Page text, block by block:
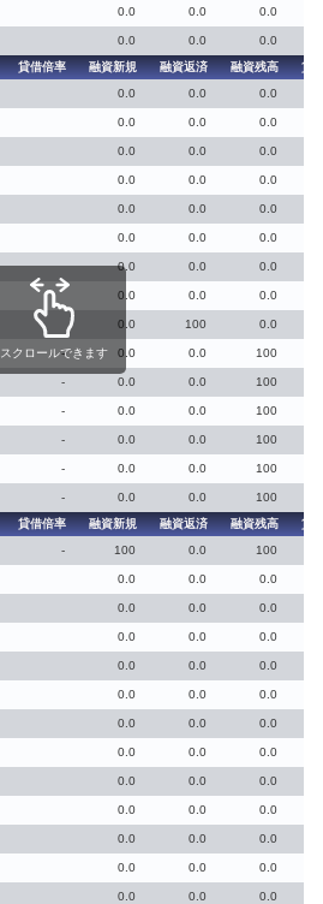
0.0 0.0 0.0
0.0 0.0
0.0
貸借倍率 融資新規 融資返済 融資残高
貸
0.0 0.0 0.0
0.0 0.0 0.0
0.0 0.0 0.0
0.0 0.0 0.0
0.0 0.0 0.0
0.0 0.0 0.0
0.0 0.0 0.0
0.0 0.0 0.0
0.0 100 0.0
- 0.0 0.0 100
- 0.0 0.0 100
- 0.0 0.0 100
- 0.0 0.0 100
- 0.0 0.0 100
- 0.0 0.0
100
貸借倍率 融資新規 融資返済 融資残高
貸
- 100 0.0 100
0.0 0.0 0.0
0.0 0.0 0.0
0.0 0.0 0.0
0.0 0.0 0.0
0.0 0.0 0.0
0.0 0.0 0.0
0.0 0.0 0.0
0.0 0.0 0.0
0.0 0.0 0.0
0.0 0.0 0.0
0.0 0.0 0.0
0.0 0.0 0.0
スクロールできます